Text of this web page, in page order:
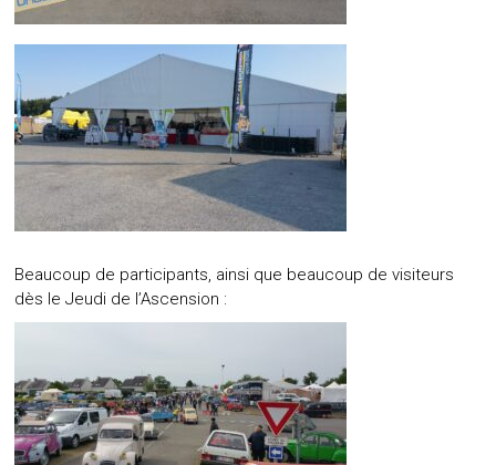
Beaucoup de participants, ainsi que beaucoup de visiteurs
dès le Jeudi de l’Ascension :